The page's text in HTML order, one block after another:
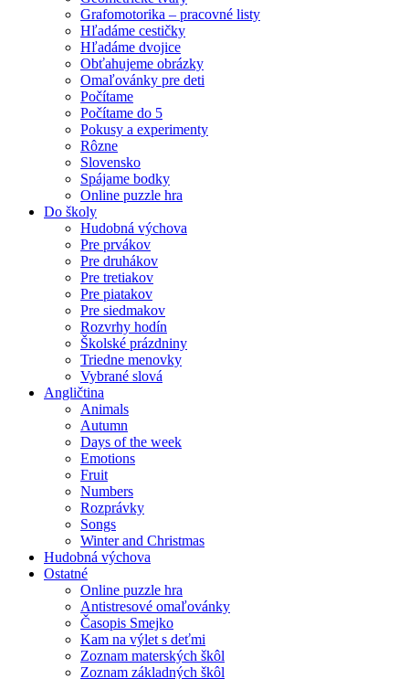
Grafomotorika – pracovné listy
Hľadáme cestičky
Hľadáme dvojice
Obťahujeme obrázky
Omaľovánky pre deti
Počítame
Počítame do 5
Pokusy a experimenty
Rôzne
Slovensko
Spájame bodky
Online puzzle hra
Do školy
Hudobná výchova
Pre prvákov
Pre druhákov
Pre tretiakov
Pre piatakov
Pre siedmakov
Rozvrhy hodín
Školské prázdniny
Triedne menovky
Vybrané slová
Angličtina
Animals
Autumn
Days of the week
Emotions
Fruit
Numbers
Rozprávky
Songs
Winter and Christmas
Hudobná výchova
Ostatné
Online puzzle hra
Antistresové omaľovánky
Časopis Smejko
Kam na výlet s deťmi
Zoznam materských škôl
Zoznam základných škôl